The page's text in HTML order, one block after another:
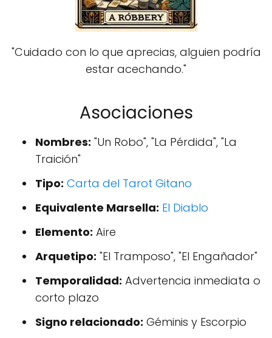
"Cuidado con lo que aprecias, alguien podría
estar acechando."
Asociaciones
Nombres: "Un Robo", "La Pérdida", "La
Traición"
Tipo: Carta del Tarot Gitano
Equivalente Marsella: El Diablo
Elemento: Aire
Arquetipo: "El Tramposo", "El Engañador"
Temporalidad: Advertencia inmediata o
corto plazo
Signo relacionado: Géminis y Escorpio